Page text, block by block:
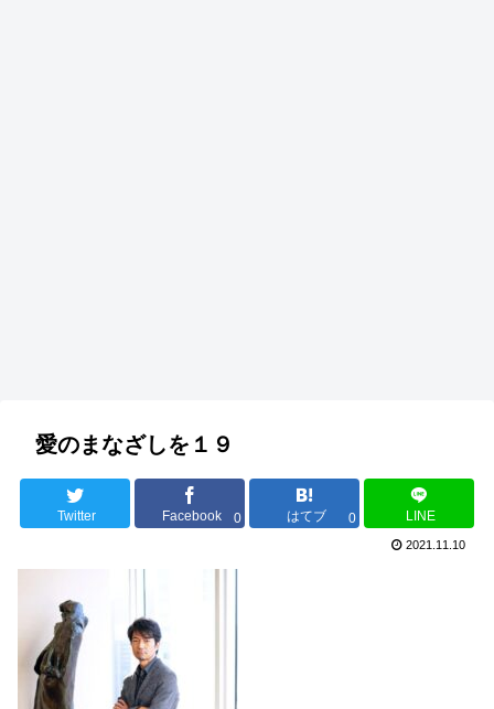
愛のまなざしを１９
Twitter Facebook 0 はてブ 0 LINE
2021.11.10